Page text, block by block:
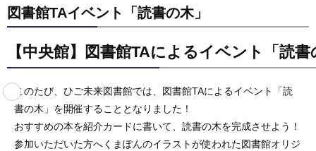
図書館TAイベント「読書の木」
【中央館】図書館TAによるイベント「読
このたび、ひご未来図書館では、図書館TAによるイベント「読
書の木」を開催することとなりました！
おすすめの本を紹介カードに書いて、読書の木を完成させよう！
参加いただいた方へくまぽんのイラストが使われた図書館オリジ